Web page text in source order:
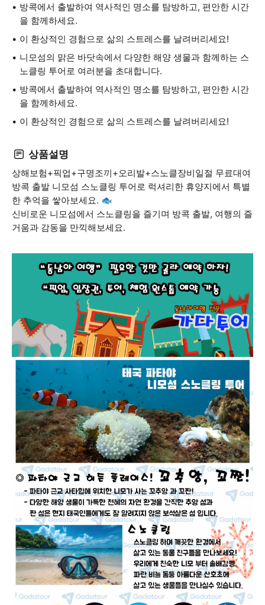
방콕에서 출발하여 역사적인 명소를 탐방하고, 편안한 시간
을 함께하세요.
이 환상적인 경험으로 삶의 스트레스를 날려버리세요!
니모섬의 맑은 바닷속에서 다양한 해양 생물과 함께하는 스
노클링 투어로 여러분을 초대합니다.
방콕에서 출발하여 역사적인 명소를 탐방하고, 편안한 시간
을 함께하세요.
이 환상적인 경험으로 삶의 스트레스를 날려버리세요!
상품설명
상해보험+픽업+구명조끼+오리발+스노클장비일절 무료대여
방콕 출발 니모섬 스노클링 투어로 럭셔리한 휴양지에서 특별
한 추억을 쌓아보세요. 🐟
신비로운 니모섬에서 스노클링을 즐기며 방콕 출발, 여행의 즐
거움과 감동을 만끽해보세요.